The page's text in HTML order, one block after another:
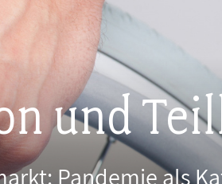
und
Pandemie als